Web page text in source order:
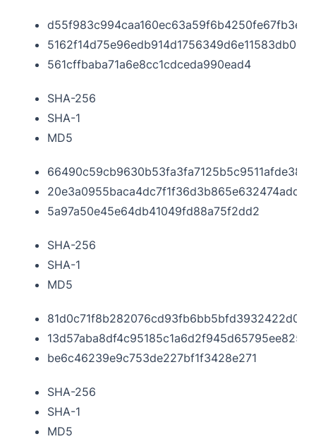
561cffbaba71a6e8cc1cdceda990ead4
SHA-256
SHA-1
MD5
20e3a0955baca4dc7f1f36d3b865e632474add77
5a97a50e45e64db41049fd88a75f2dd2
SHA-256
SHA-1
MD5
13d57aba8df4c95185c1a6d2f945d65795ee825b
be6c46239e9c753de227bf1f3428e271
SHA-256
SHA-1
MD5